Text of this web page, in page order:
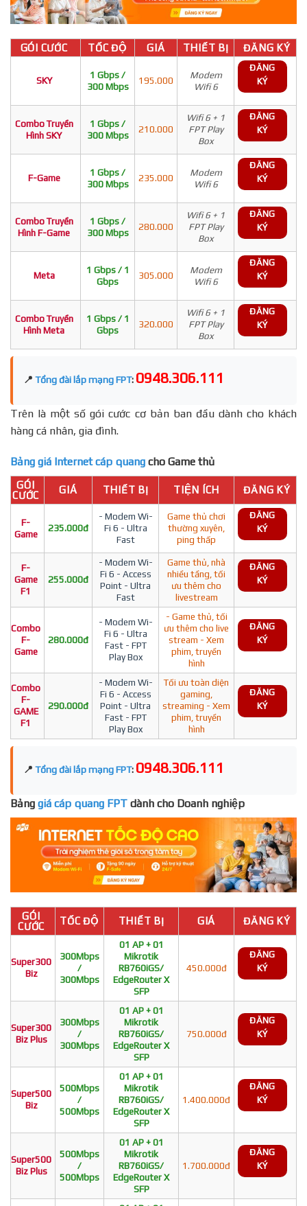
GÓI CƯỚC TỐC ĐỘ GIÁ THIẾT BỊ ĐĂNG KÝ
SKY
1 Gbps /
300 Mbps
195.000
Modem
Wifi 6
ĐĂNG
KÝ
Combo Truyền
Hình SKY
1 Gbps /
300 Mbps
210.000
Wifi 6 + 1
FPT Play
Box
ĐĂNG
KÝ
F-Game
1 Gbps /
300 Mbps
235.000
Modem
Wifi 6
ĐĂNG
KÝ
Combo Truyền
Hình F-Game
1 Gbps /
300 Mbps
280.000
Wifi 6 + 1
FPT Play
Box
ĐĂNG
KÝ
Meta
1 Gbps / 1
Gbps
305.000
Modem
Wifi 6
ĐĂNG
KÝ
Combo Truyền
Hình Meta
1 Gbps / 1
Gbps
320.000
Wifi 6 + 1
FPT Play
Box
ĐĂNG
KÝ
📍 Tổng đài lắp mạng FPT: 0948.306.111
Trên là một số gói cước cơ bản ban đầu dành cho khách
hàng cá nhân, gia đình.
Bảng giá Internet cáp quang cho Game thủ
GÓI
CƯỚC
GIÁ THIẾT BỊ TIỆN ÍCH ĐĂNG KÝ
F-
Game
235.000đ
- Modem Wi-
Fi 6 - Ultra
Fast
Game thủ chơi
thường xuyên,
ping thấp
ĐĂNG
KÝ
F-
Game
F1
255.000đ
- Modem Wi-
Fi 6 - Access
Point - Ultra
Fast
Game thủ, nhà
nhiều tầng, tối
ưu thêm cho
livestream
ĐĂNG
KÝ
Combo
F-
Game
280.000đ
- Modem Wi-
Fi 6 - Ultra
Fast - FPT
Play Box
- Game thủ, tối
ưu thêm cho live
stream - Xem
phim, truyền
hình
ĐĂNG
KÝ
Combo
F-
GAME
F1
290.000đ
- Modem Wi-
Fi 6 - Access
Point - Ultra
Fast - FPT
Play Box
Tối ưu toàn diện
gaming,
streaming - Xem
phim, truyền
hình
ĐĂNG
KÝ
📍 Tổng đài lắp mạng FPT: 0948.306.111
Bảng giá cáp quang FPT dành cho Doanh nghiệp
GÓI
CƯỚC
TỐC ĐỘ THIẾT BỊ GIÁ ĐĂNG KÝ
Super300
Biz
300Mbps
/
300Mbps
01 AP + 01
Mikrotik
RB760iGS/
EdgeRouter X
SFP
450.000đ
ĐĂNG
KÝ
Super300
Biz Plus
300Mbps
/
300Mbps
01 AP + 01
Mikrotik
RB760iGS/
EdgeRouter X
SFP
750.000đ
ĐĂNG
KÝ
Super500
Biz
500Mbps
/
500Mbps
01 AP + 01
Mikrotik
RB760iGS/
EdgeRouter X
SFP
1.400.000đ
ĐĂNG
KÝ
Super500
Biz Plus
500Mbps
/
500Mbps
01 AP + 01
Mikrotik
RB760iGS/
EdgeRouter X
SFP
1.700.000đ
ĐĂNG
KÝ